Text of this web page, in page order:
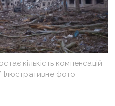
кількість компенсацій
фото